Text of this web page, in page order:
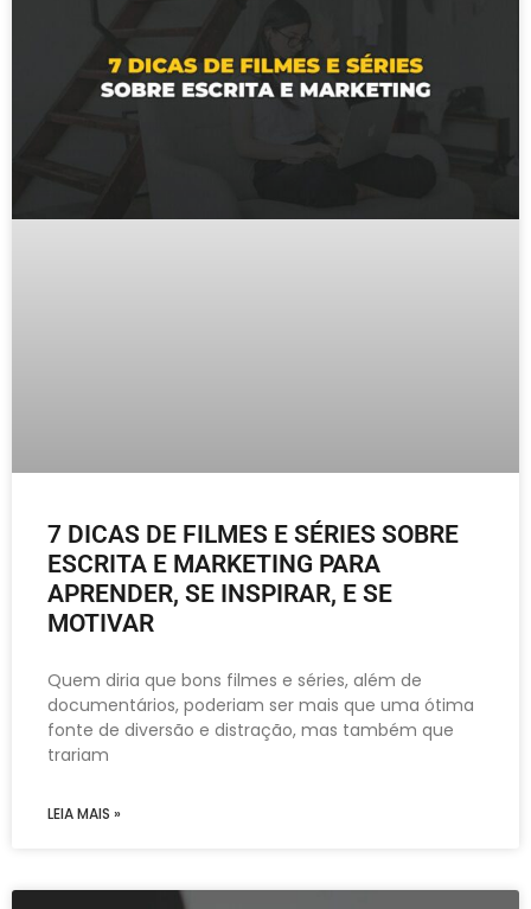
7 DICAS DE FILMES E SÉRIES SOBRE
ESCRITA E MARKETING PARA
APRENDER, SE INSPIRAR, E SE
MOTIVAR
Quem diria que bons filmes e séries, além de
documentários, poderiam ser mais que uma ótima
fonte de diversão e distração, mas também que
trariam
LEIA MAIS »